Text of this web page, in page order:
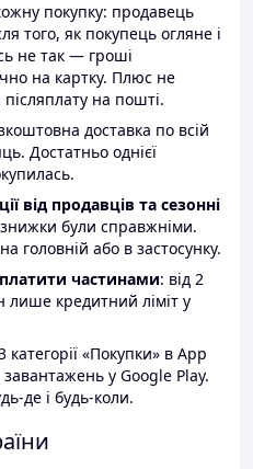
покупку: продавець
того, як покупець огляне і
не так — гроші
на картку. Плюс не
на пошті.
доставка по всій
Достатньо однієї
від продавців та сезонні
були справжніми.
головній або в застосунку.
частинами: від 2
лише кредитний ліміт у
«Покупки» в App
у Google Play.
де і будь-коли.